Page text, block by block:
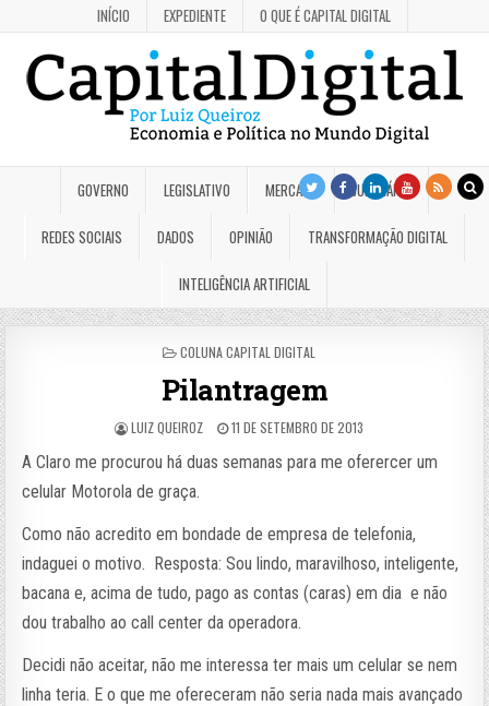
INÍCIO EXPEDIENTE O QUE É CAPITAL DIGITAL
GOVERNO LEGISLATIVO MERCADO JUDICIÁRIO
REDES SOCIAIS DADOS OPINIÃO TRANSFORMAÇÃO DIGITAL
INTELIGÊNCIA ARTIFICIAL
POSTED
COLUNA CAPITAL DIGITAL
Pilantragem
LUIZ QUEIROZ 11 DE SETEMBRO DE 2013
A Claro me procurou há duas semanas para me oferercer um
celular Motorola de graça.
Como não acredito em bondade de empresa de telefonia,
indaguei o motivo. Resposta: Sou lindo, maravilhoso, inteligente,
bacana e, acima de tudo, pago as contas (caras) em dia e não
dou trabalho ao call center da operadora.
Decidi não aceitar, não me interessa ter mais um celular se nem
linha teria. E o que me ofereceram não seria nada mais avançado